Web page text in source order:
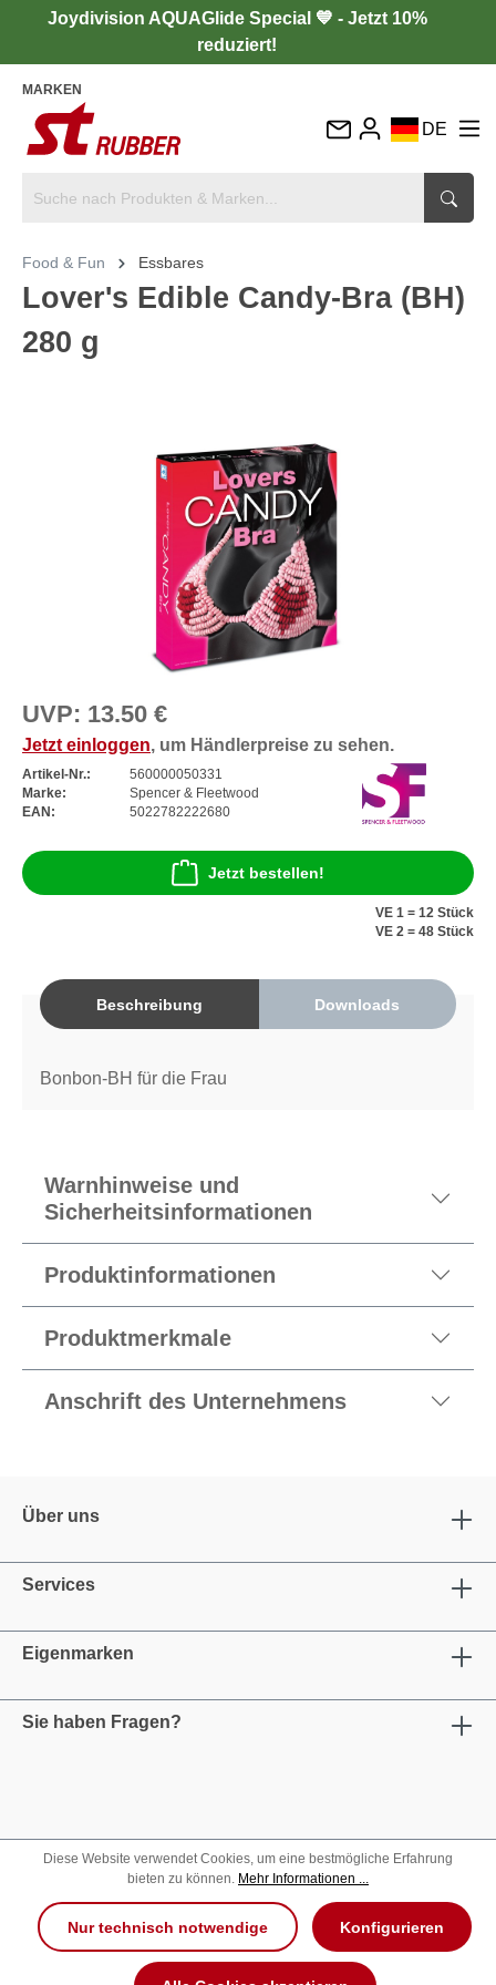
Joydivision AQUAGlide Special 💙 - Jetzt 10%
reduziert!
MARKEN
DE
IT
Food & Fun Essbares
Lover's Edible Candy-Bra (BH)
280 g
UVP: 13.50 €
Jetzt einloggen, um Händlerpreise zu sehen.
Artikel-Nr.:
560000050331
Marke:
Spencer & Fleetwood
EAN:
5022782222680
Jetzt bestellen!
VE 1 = 12 Stück
VE 2 = 48 Stück
Beschreibung Downloads
Bonbon-BH für die Frau
Warnhinweise und
Sicherheitsinformationen
Produktinformationen
Produktmerkmale
Anschrift des Unternehmens
Über uns
Services
Eigenmarken
Sie haben Fragen?
Diese Website verwendet Cookies, um eine bestmögliche Erfahrung
bieten zu können. Mehr Informationen ...
Nur technisch notwendige Konfigurieren